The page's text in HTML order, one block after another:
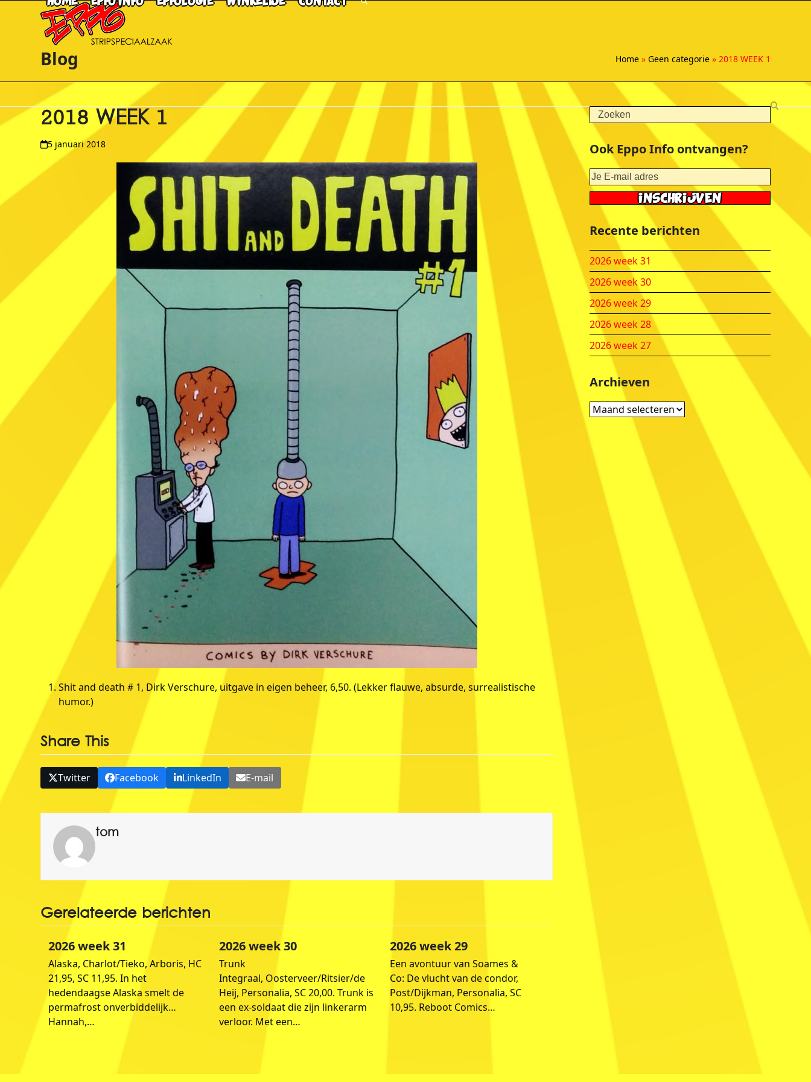
Blog Home» Geen categorie» 2018 WEEK 1
2018 WEEK 1
5 januari 2018
Shit and death # 1, Dirk Verschure, uitgave in eigen beheer, 6,50. (Lekker flauwe, absurde, surrealistische
humor.)
Share This
Twitter Facebook LinkedIn E-mail
tom
Gerelateerde berichten
2026 week 31
Alaska, Charlot/Tieko, Arboris, HC
21,95, SC 11,95. In het
hedendaagse Alaska smelt de
permafrost onverbiddelijk…
Hannah,…
2026 week 30
Trunk
Integraal, Oosterveer/Ritsier/de
Heij, Personalia, SC 20,00. Trunk is
een ex-soldaat die zijn linkerarm
verloor. Met een…
2026 week 29
Een avontuur van Soames &
Co: De vlucht van de condor,
Post/Dijkman, Personalia, SC
10,95. Reboot Comics…
Search
Ook Eppo Info ontvangen?
Recente berichten
2026 week 31
2026 week 30
2026 week 29
2026 week 28
2026 week 27
Archieven
Archieven